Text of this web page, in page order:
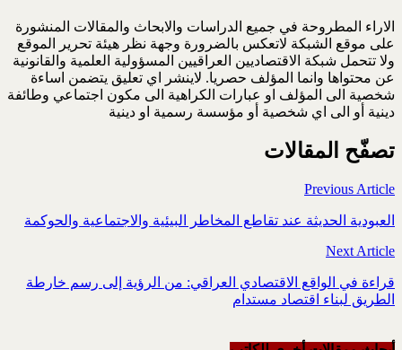
الاراء المطروحة في جميع الدراسات والابحاث والمقالات المنشورة
على موقع الشبكة لاتعكس بالضرورة وجهة نظر هيئة تحرير الموقع
ولا تتحمل شبكة الاقتصاديين العراقيين المسؤولية العلمية والقانونية
عن محتواها وانما المؤلف حصريا. لاينشر اي تعليق يتضمن اساءة
شخصية الى المؤلف او عبارات الكراهية الى مكون اجتماعي وطائفة
دينية أو الى اي شخصية أو مؤسسة رسمية او دينية
تصفّح المقالات
Previous Article
العبودية الحديثة عند تقاطع ‏المخاطر البيئية والاجتماعية ‏والحوكمة
Next Article
قراءة في الواقع الاقتصادي العراقي: من الرؤية إلى رسم خارطة
الطريق لبناء اقتصاد ‏مستدام